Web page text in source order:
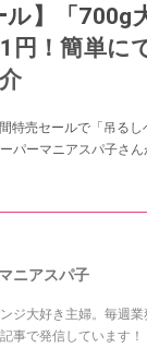
ル】「700g
円！簡単に
特売セールで「吊るし
パーマニアスパ子さ
ニアスパ子
ジ大好き主婦。毎週
事で発信しています